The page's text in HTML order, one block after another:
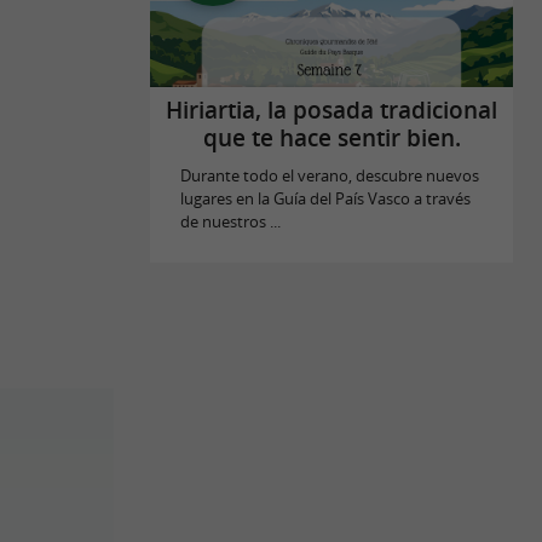
Hiriartia, la posada tradicional
que te hace sentir bien.
Durante todo el verano, descubre nuevos
lugares en la Guía del País Vasco a través
de nuestros ...